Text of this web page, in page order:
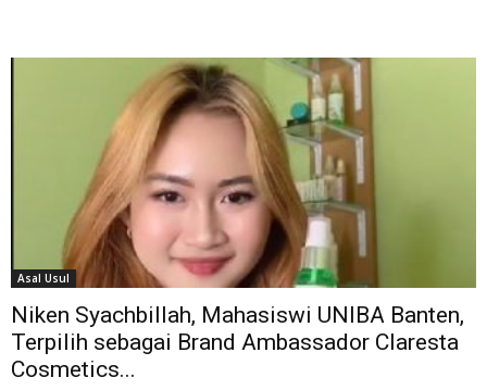
Asal Usul
Niken Syachbillah, Mahasiswi UNIBA Banten,
Terpilih sebagai Brand Ambassador Claresta
Cosmetics...